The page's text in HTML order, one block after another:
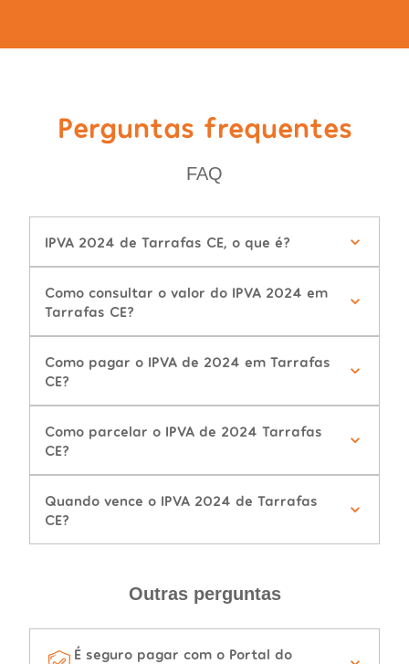
Perguntas frequentes
FAQ
IPVA 2024 de Tarrafas CE, o que é?
Como consultar o valor do IPVA 2024 em
Tarrafas CE?
Como pagar o IPVA de 2024 em Tarrafas
CE?
Como parcelar o IPVA de 2024 Tarrafas
CE?
Quando vence o IPVA 2024 de Tarrafas
CE?
Outras perguntas
É seguro pagar com o Portal do